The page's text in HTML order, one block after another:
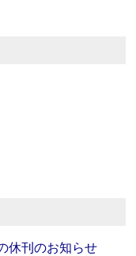
休刊のお知らせ